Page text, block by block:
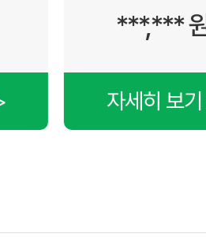
원
세히 보기 >